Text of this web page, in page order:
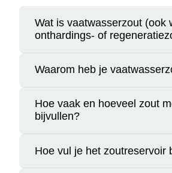
Wat is vaatwasserzout (ook
onthardings- of
Vaatwasserzout is puur
kalkaanslag in de vaatwasser
Het lost langzaam op en
je machine zacht. Gebruik
Waarom heb je
Voorkomt doffe glazen en witte
servies.
Maakt je vaatwasser efficiënter
Hoe vaak en hoeveel zout
bijvullen?
eventueel water wordt verdrongen.
Hoe vul je het zoutreservoir